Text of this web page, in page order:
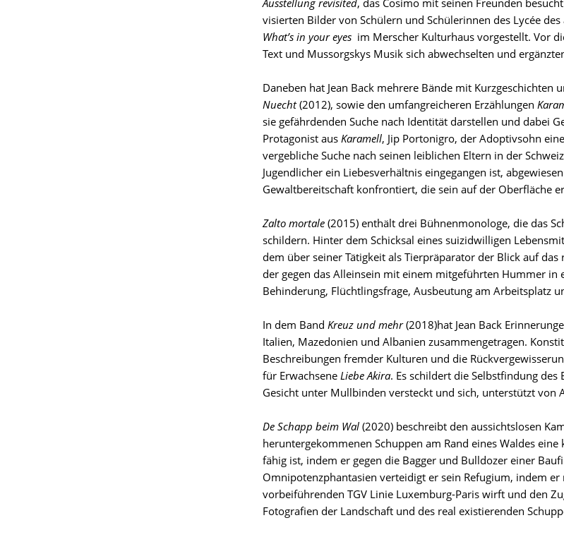
Ausstellung revisited, das Cosimo mit seinen Freunden
visierten Bilder von Schülern und Schülerinnen des Lycée
What’s in your eyes im Merscher Kulturhaus vorgestellt. Vor
Text und Mussorgskys Musik sich abwechselten und
Daneben hat Jean Back mehrere Bände mit Kurzgeschichten
Nuecht(2012), sowie den umfangreicheren Erzählungen
sie gefährdenden Suche nach Identität darstellen und dabei
Protagonist aus Karamell, Jip Portonigro, der Adoptivsohn
vergebliche Suche nach seinen leiblichen Eltern in der
Jugendlicher ein Liebesverhältnis eingegangen ist,
Gewaltbereitschaft konfrontiert, die sein auf der Oberfläche
Zalto mortale (2015) enthält drei Bühnenmonologe, die das
schildern. Hinter dem Schicksal eines suizidwilligen
dem über seiner Tätigkeit als Tierpräparator der Blick auf
der gegen das Alleinsein mit einem mitgeführten Hummer
Behinderung, Flüchtlingsfrage, Ausbeutung am Arbeitsplatz
In dem Band Kreuz und mehr(2018)hat Jean Back
Italien, Mazedonien und Albanien zusammengetragen.
Beschreibungen fremder Kulturen und die
für Erwachsene Liebe Akira. Es schildert die Selbstfindung
Gesicht unter Mullbinden versteckt und sich, unterstützt von
De Schapp beim Wal (2020) beschreibt den aussichtslosen
heruntergekommenen Schuppen am Rand eines Waldes
fähig ist, indem er gegen die Bagger und Bulldozer einer
Omnipotenzphantasien verteidigt er sein Refugium, indem
vorbeiführenden TGV Linie Luxemburg-Paris wirft und den
Fotografien der Landschaft und des real existierenden